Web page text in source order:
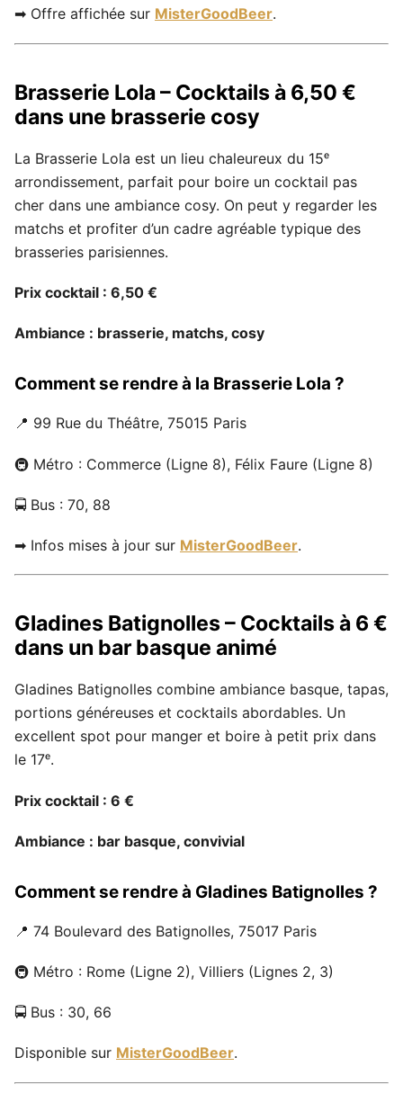
➡ Offre affichée sur MisterGoodBeer.
Brasserie Lola – Cocktails à 6,50 €
dans une brasserie cosy
La Brasserie Lola est un lieu chaleureux du 15ᵉ
arrondissement, parfait pour boire un cocktail pas
cher dans une ambiance cosy. On peut y regarder les
matchs et profiter d’un cadre agréable typique des
brasseries parisiennes.
Prix cocktail : 6,50 €
Ambiance : brasserie, matchs, cosy
Comment se rendre à la Brasserie Lola ?
📍 99 Rue du Théâtre, 75015 Paris
🚇 Métro : Commerce (Ligne 8), Félix Faure (Ligne 8)
🚍 Bus : 70, 88
➡ Infos mises à jour sur MisterGoodBeer.
Gladines Batignolles – Cocktails à 6 €
dans un bar basque animé
Gladines Batignolles combine ambiance basque, tapas,
portions généreuses et cocktails abordables. Un
excellent spot pour manger et boire à petit prix dans
le 17ᵉ.
Prix cocktail : 6 €
Ambiance : bar basque, convivial
Comment se rendre à Gladines Batignolles ?
📍 74 Boulevard des Batignolles, 75017 Paris
🚇 Métro : Rome (Ligne 2), Villiers (Lignes 2, 3)
🚍 Bus : 30, 66
Disponible sur MisterGoodBeer.